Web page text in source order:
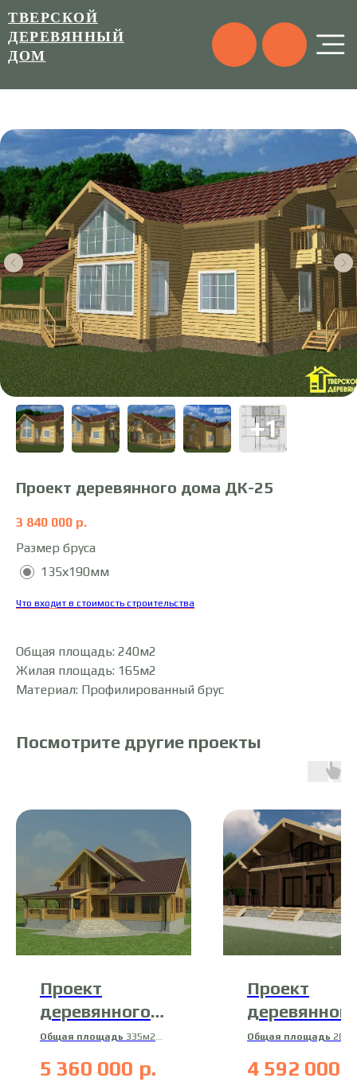
ТВЕРСКОЙ
ДЕРЕВЯННЫЙ
ДОМ
Проект деревянного дома ДК-25
3 840 000 р.
Размер бруса
135х190мм
Что входит в стоимость строительства
Общая площадь: 240м2
Жилая площадь: 165м2
Материал: Профилированный брус
Посмотрите другие проекты
Проект
деревянного
дома 15-ДК-2
Общая площадь 335м2
Материал
профилированный брус
5 360 000 р.
Проект
деревянного
дома 21-
Общая площадь
Материал
4 592 000